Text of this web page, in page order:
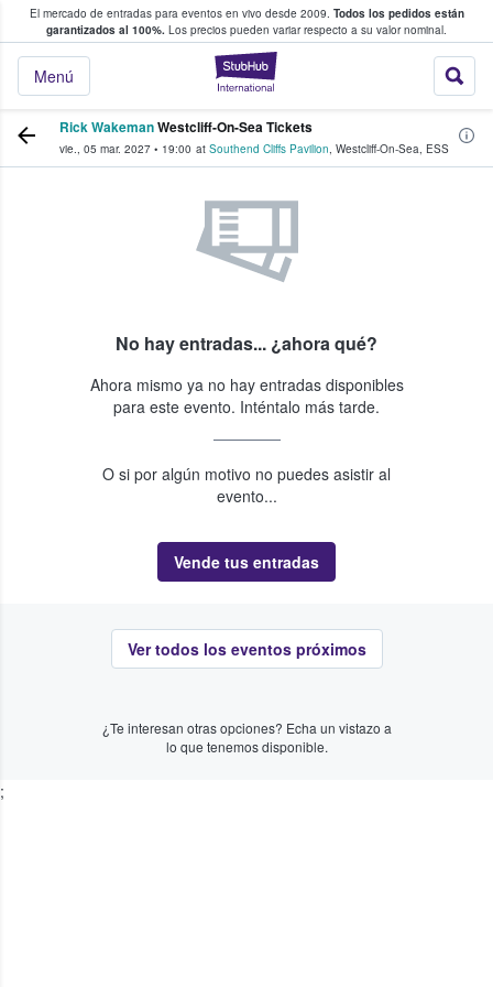
El mercado de entradas para eventos en vivo desde 2009. Todos los pedidos están
garantizados al 100%. Los precios pueden variar respecto a su valor nominal.
StubHub:
Menú
y venta de entradas entre fans
Rick WakemanWestcliff-On-Sea Tickets
vie., 05 mar. 2027 • 19:00 at Southend Cliffs Pavilion, Westcliff-On-Sea, ESS
No hay entradas... ¿ahora qué?
Ahora mismo ya no hay entradas disponibles
para este evento. Inténtalo más tarde.
O si por algún motivo no puedes asistir al
evento...
Vende tus entradas
Ver todos los eventos próximos
¿Te interesan otras opciones? Echa un vistazo a
lo que tenemos disponible.
;